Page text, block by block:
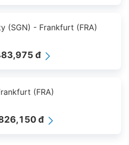
(SGN) - Frankfurt (FRA)
đ
(FRA)
đ